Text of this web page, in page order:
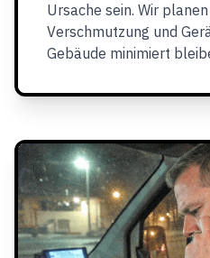
Ursache sein. Wir
Verschmutzung und
Gebäude minimiert